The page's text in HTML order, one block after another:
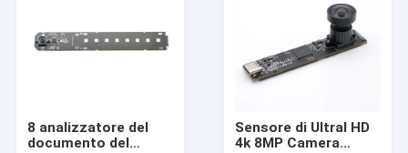
Video
8 analizzatore del
documento del
Sensore di Ultral HD
4k 8MP Camera